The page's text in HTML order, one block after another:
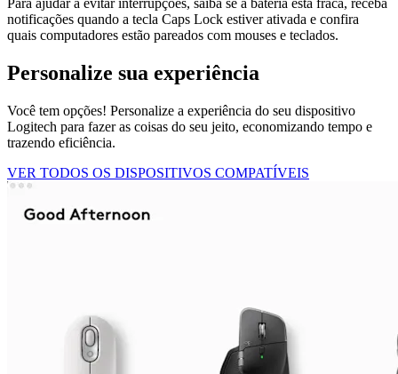
Para ajudar a evitar interrupções, saiba se a bateria está fraca, receba
notificações quando a tecla Caps Lock estiver ativada e confira
quais computadores estão pareados com mouses e teclados.
Personalize sua experiência
Você tem opções! Personalize a experiência do seu dispositivo
Logitech para fazer as coisas do seu jeito, economizando tempo e
trazendo eficiência.
VER TODOS OS DISPOSITIVOS COMPATÍVEIS